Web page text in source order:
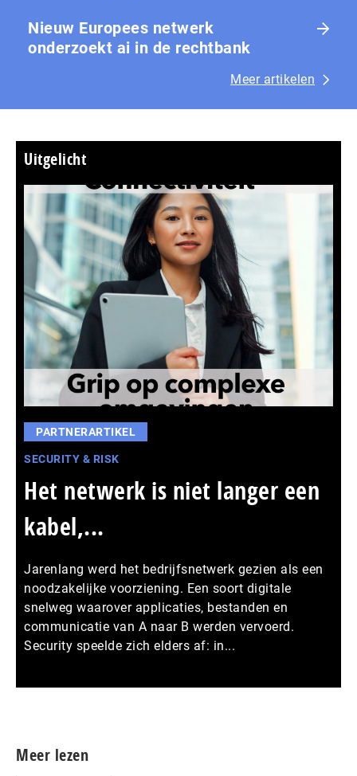
Nieuw Europees netwerk
onderzoekt ai in de rechtbank
Meer artikelen
Uitgelicht
PARTNERARTIKEL
SECURITY & RISK
Het netwerk is niet langer een
kabel,...
Jarenlang werd het bedrijfsnetwerk gezien als een
noodzakelijke voorziening. Een soort digitale
snelweg waarover applicaties, bestanden en
communicatie van A naar B werden vervoerd.
Security speelde zich elders af: in...
Meer lezen